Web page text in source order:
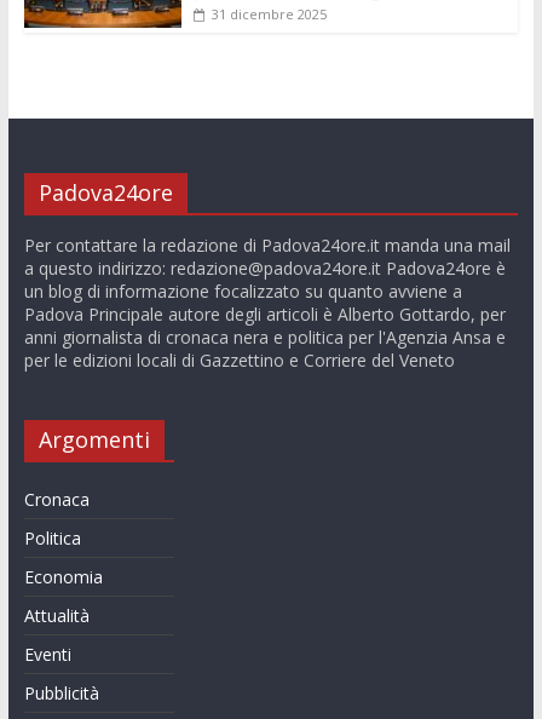
31 dicembre 2025
Padova24ore
Per contattare la redazione di Padova24ore.it manda una mail
a questo indirizzo: redazione@padova24ore.itPadova24ore è
un blog di informazione focalizzato su quanto avviene a
Padova Principale autore degli articoli è Alberto Gottardo, per
anni giornalista di cronaca nera e politica per l'Agenzia Ansa e
per le edizioni locali di Gazzettino e Corriere del Veneto
Argomenti
Cronaca
Politica
Economia
Attualità
Eventi
Pubblicità